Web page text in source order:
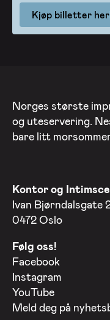
Kjøp billetter
Norges største
og uteservering.
bare litt
Kontor og
Ivan Bjørndalsgate
0472 Oslo
Følg oss!
Facebook
Instagram
YouTube
Meld deg på